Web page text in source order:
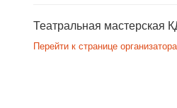
Театральная мастерская
Перейти к странице организатора